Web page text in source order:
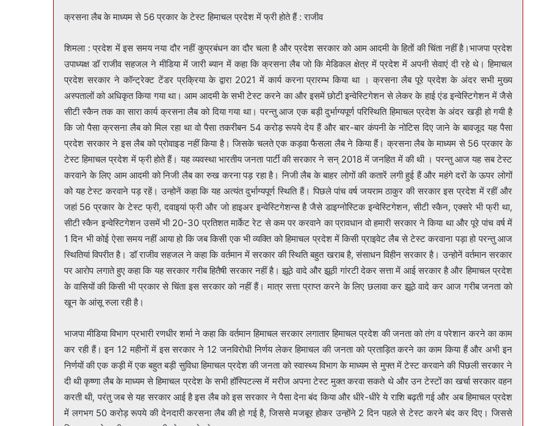
क्रसना लैब के माध्यम से 56 प्रकार के टेस्ट हिमाचल प्रदेश में फ्री होते हैं : राजीव
शिमला : प्रदेश में इस समय नया दौर नहीं कुप्रबंधन का दौर चला है और प्रदेश सरकार को आम आदमी के हितों की चिंता नहीं है।भाजपा प्रदेश
उपाध्यक्ष डॉ राजीव सहजल ने मीडिया में जारी ब्यान में कहा कि क्रसना लैब जो कि मेडिकल क्षेत्र में प्रदेश में अपनी सेवाएं दी रहे थे। हिमाचल
प्रदेश सरकार ने कॉन्ट्रेक्ट टेंडर प्रक्रिया के द्वारा 2021 में कार्य करना प्रारम्भ किया था । क्रसना लैब पूरे प्रदेश के अंदर सभी मुख्य
अस्पतालों को अधिकृत किया गया था। आम आदमी के सभी टेस्ट करने का और इसमें छोटी इन्वेस्टिगेशन से लेकर के हाई एंड इन्वेस्टिगेशन में जैसे
सीटी स्कैन तक का सारा कार्य क्रसना लैब को दिया गया था। परन्तु आज एक बड़ी दुर्भाग्यपूर्ण परिस्थिति हिमाचल प्रदेश के अंदर खड़ी हो गयी है
कि जो पैसा क्रसना लैब को मिल रहा था वो पैसा तकरीबन 54 करोड़ रूपये देय हैं और बार-बार कंपनी के नोटिस दिए जाने के बावजूद यह पैसा
प्रदेश सरकार ने इस लैब को प्रोवाइड नहीं किया है। जिसके चलते एक कड़वा फैसला लैब ने किया हैं। क्रसना लैब के माध्यम से 56 प्रकार के
टेस्ट हिमाचल प्रदेश में फ्री होते हैं। यह व्यवस्था भारतीय जनता पार्टी की सरकार ने सन् 2018 में जनहित में की थी । परन्तु आज यह सब टेस्ट
करवाने के लिए आम आदमी को निजी लैब का रुख करना पड़ रहा है। निजी लैब के बाहर लोगों की कतारें लगी हुई हैं और महंगे दरों के ऊपर लोगों
को यह टेस्ट करवाने पड़ रहें। उन्होनें कहा कि यह अत्यंत दुर्भाग्यपूर्ण स्थिति हैं। पिछले पांच वर्ष जयराम ठाकुर की सरकार इस प्रदेश में रहीं और
जहां 56 प्रकार के टेस्ट फ्री, दवाइयां फ्री और जो हाइअर इन्वेस्टिगेशन्स है जैसे डाइग्नोस्टिक इन्वेस्टिगेशन, सीटी स्कैन, एक्सरे भी फ्री था,
सीटी स्कैन इन्वेस्टिगेशन उसमें भी 20-30 प्रतिशत मार्केट रेट से कम पर करवाने का प्रावधान वो हमारी सरकार ने किया था और पूरे पांच वर्ष में
1 दिन भी कोई ऐसा समय नहीं आया हो कि जब किसी एक भी व्यक्ति को हिमाचल प्रदेश में किसी प्राइवेट लैब से टेस्ट करवाना पड़ा हो परन्तु आज
स्थितियां विपरीत है। डॉ राजीव सहजल ने कहा कि वर्तमान में सरकार की स्थिति बहुत खराब है, संसाधन विहीन सरकार है। उन्होनें वर्तमान सरकार
पर आरोप लगाते हुए कहा कि यह सरकार गरीब हितैषी सरकार नहीं है। झूठे वादे और झूठी गांरटी देकर सत्ता में आई सरकार है और हिमाचल प्रदेश
के वासियों की किसी भी प्रकार से चिंता इस सरकार को नहीं हैं। मात्र सत्ता प्राप्त करने के लिए छलावा कर झूठे वादे कर आज गरीब जनता को
खून के आंसू रुला रही है।
भाजपा मीडिया विभाग प्रभारी रणधीर शर्मा ने कहा कि वर्तमान हिमाचल सरकार लगातार हिमाचल प्रदेश की जनता को तंग व परेशान करने का काम
कर रही हैं। इन 12 महीनों में इस सरकार ने 12 जनविरोधी निर्णय लेकर हिमाचल की जनता को प्रताड़ित करने का काम किया हैं और अभी इन
निर्णयों की एक कड़ी में एक बहुत बड़ी सुविधा हिमाचल प्रदेश की जनता को स्वास्थ्य विभाग के माध्यम से मुफ्त में टेस्ट करवाने की पिछली सरकार ने
दी थी कृष्णा लैब के माध्यम से हिमाचल प्रदेश के सभी हॉस्पिटल्स में मरीज अपना टेस्ट मुक्त करवा सकते थे और उन टेस्टों का खर्चा सरकार वहन
करती थी, परंतु जब से यह सरकार आई है इस लैब को इस सरकार ने पैसा देना बंद किया और धीरे-धीरे ये राशि बढ़ती गई और अब हिमाचल प्रदेश
में लगभग 50 करोड़ रूपये की देनदारी करसना लैब की हो गई है, जिससे मजबूर होकर उन्होंने 2 दिन पहले से टेस्ट करने बंद कर दिए। जिससे